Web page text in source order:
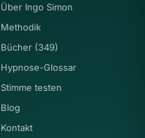
Über Ingo Simon
Methodik
Bücher (349)
Hypnose-Glossar
Stimme testen
Blog
Kontakt